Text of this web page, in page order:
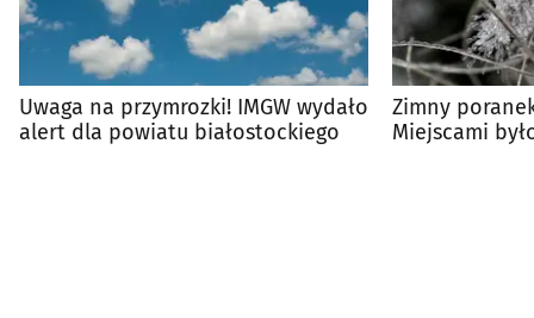
Uwaga na przymrozki! IMGW wydało
alert dla powiatu białostockiego
Zimny
Miejscami